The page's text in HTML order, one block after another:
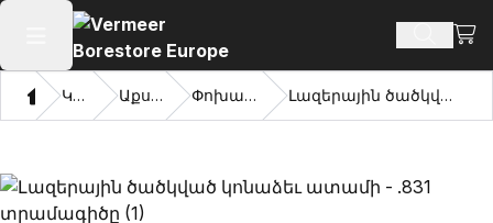
Բաց հիմնական մենյու
ՏունԿատալոգ Աքսեսուարներ Փոխարինող Ատամներ Լազերային ծածկված կոնաձեւ ատամի - .831 տրամագիծը